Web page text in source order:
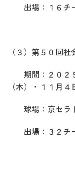
出場：１６チ
（３）第５０回
期間：２０２
（木）・１１月
球場：京セラ
出場：３２チ